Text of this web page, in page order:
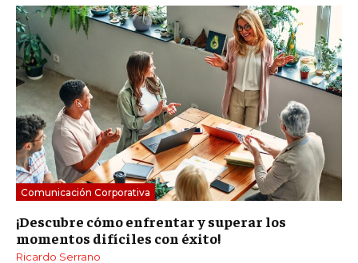
Comunicación Corporativa
¡Descubre cómo enfrentar y superar los
momentos difíciles con éxito!
Ricardo Serrano